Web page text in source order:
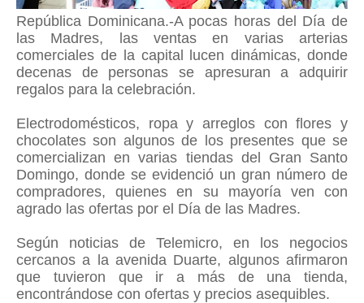
República Dominicana.-A pocas horas del Día de
las Madres, las ventas en varias arterias
comerciales de la capital lucen dinámicas, donde
decenas de personas se apresuran a adquirir
regalos para la celebración.
Electrodomésticos, ropa y arreglos con flores y
chocolates son algunos de los presentes que se
comercializan en varias tiendas del Gran Santo
Domingo, donde se evidenció un gran número de
compradores, quienes en su mayoría ven con
agrado las ofertas por el Día de las Madres.
Según noticias de Telemicro, en los negocios
cercanos a la avenida Duarte, algunos afirmaron
que tuvieron que ir a más de una tienda,
encontrándose con ofertas y precios asequibles.